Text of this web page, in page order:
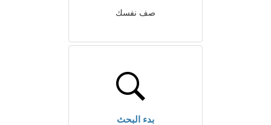
صف نفسك
بدء البحث